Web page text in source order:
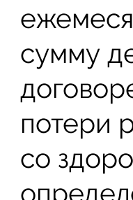
сумму
потери
со